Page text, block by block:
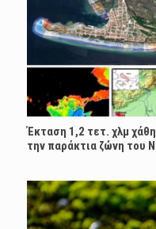
Έκταση 1,2 τετ. χλμ
την παράκτια ζώνη του